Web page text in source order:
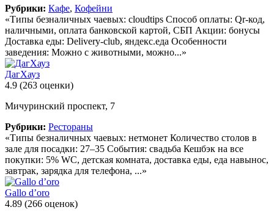
Рубрики: Кафе, Кофейни
«Типы безналичных чаевых: cloudtips Способ оплаты: Qr-код,
наличными, оплата банковской картой, СБП Акции: бонусы
Доставка еды: Delivery-club, яндекс.еда Особенности
заведения: Можно с животными, можно...»
ДагХауз
4.9 (263 оценки)
Мичуринский проспект, 7
Рубрики: Рестораны
«Типы безналичных чаевых: нетмонет Количество столов в
зале для посадки: 27–35 События: свадьба Кешбэк на все
покупки: 5% WC, детская комната, доставка еды, еда навынос,
завтрак, зарядка для телефона, ...»
Gallo d’oro
4.89 (266 оценок)